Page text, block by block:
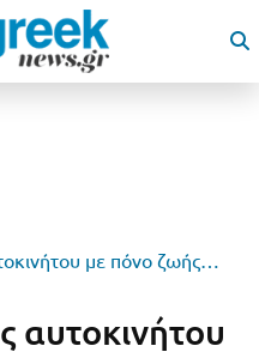
με πόνο ζωής…
αυτοκινήτου